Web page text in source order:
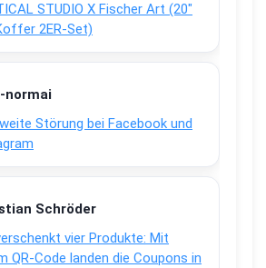
STUDIO X Fischer Art (20″
2ER-Set)
normai
Störung bei Facebook und
Schröder
vier Produkte: Mit
QR-Code landen die Coupons in